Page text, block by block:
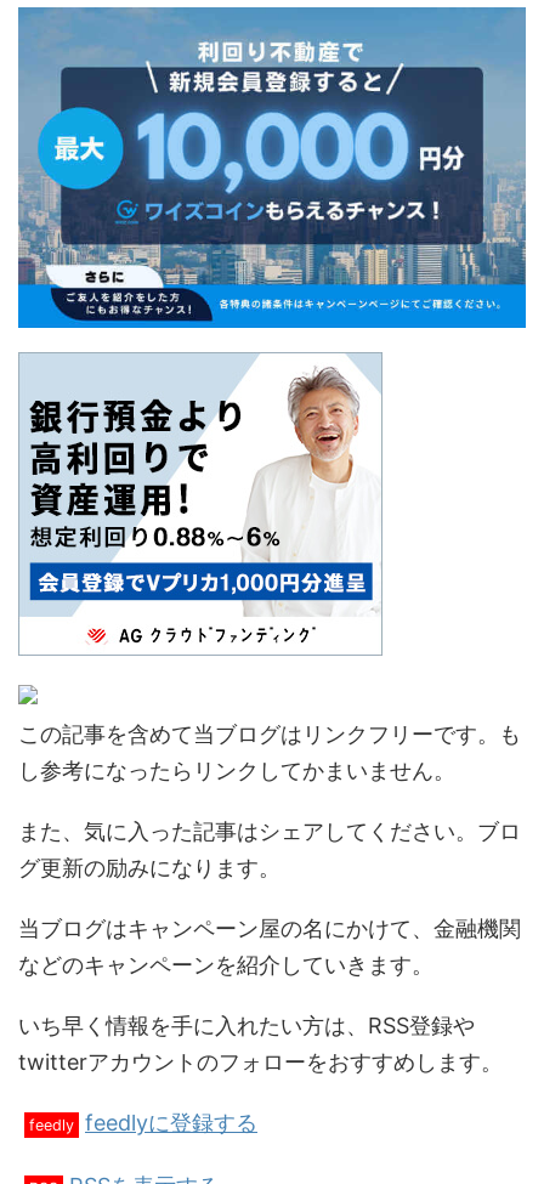
この記事を含めて当ブログはリンクフリーです。も
し参考になったらリンクしてかまいません。
また、気に入った記事はシェアしてください。ブロ
グ更新の励みになります。
当ブログはキャンペーン屋の名にかけて、金融機関
などのキャンペーンを紹介していきます。
いち早く情報を手に入れたい方は、RSS登録や
twitterアカウントのフォローをおすすめします。
feedly feedlyに登録する